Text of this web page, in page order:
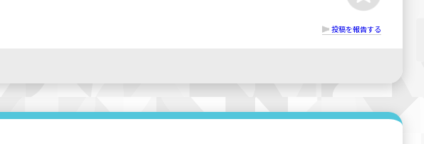
投稿を報告する